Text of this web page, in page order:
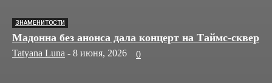
ЗНАМЕНИТОСТИ
Мадонна без анонса дала концерт на Таймс-сквер
Tatyana Luna - 8 июня, 2026 0